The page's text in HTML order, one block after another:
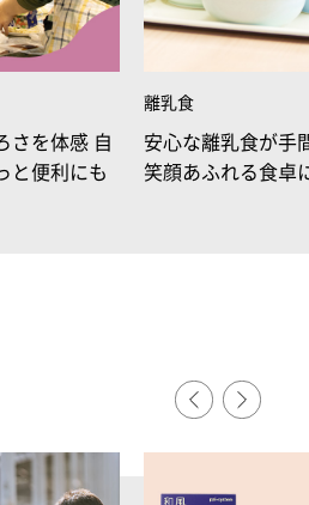
さを体感 自
と便利にも
離乳食
安心な離乳食が手
笑顔あふれる食卓